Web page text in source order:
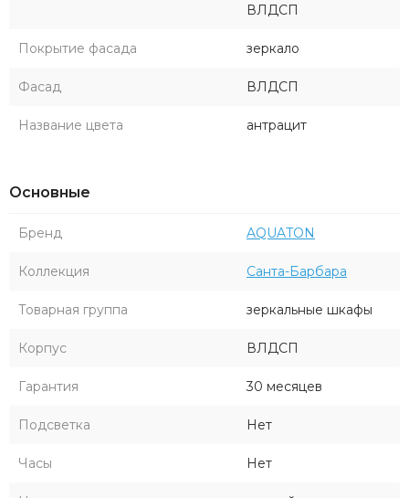
утонченность и эстетику. Корпус выполнен из
из влагостойкой ЛДСП и покрыт зеркальным полотном с
амальгамой с добавлением серебра. За фасадом-створкой
они установлены на специальных полкодержателях, что
изделий может отличаться от представленных
любой момент, без обязательного извещения, вносить
ВЛДСП
Покрытие фасада зеркало
Фасад ВЛДСП
Название цвета антрацит
Основные
Бренд AQUATON
Коллекция Санта-Барбара
Товарная группа зеркальные шкафы
Корпус ВЛДСП
Гарантия 30 месяцев
Подсветка Нет
Часы Нет